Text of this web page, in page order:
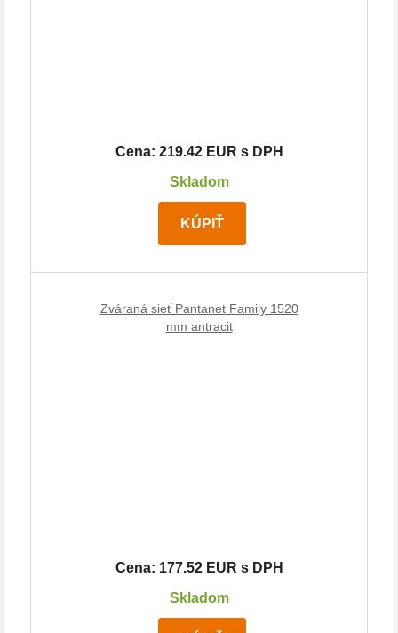
Cena: 219.42 EUR s DPH
Skladom
KÚPIŤ
Zváraná sieť Pantanet Family 1520
mm antracit
Cena: 177.52 EUR s DPH
Skladom